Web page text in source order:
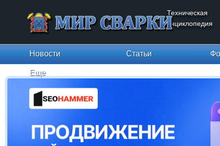
Техническая
энциклопедия
Новости Статьи
Еще